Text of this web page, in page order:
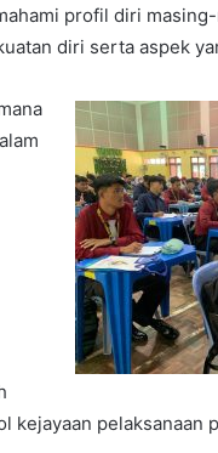
profil diri
diri serta aspek
kejayaan pelaksanaan